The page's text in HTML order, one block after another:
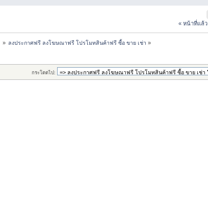
« หน้าที่แล้ว
» ลงประกาศฟรี ลงโฆษณาฟรี โปรโมทสินค้าฟรี ซื้อ ขาย เช่า »
กระโดดไป: